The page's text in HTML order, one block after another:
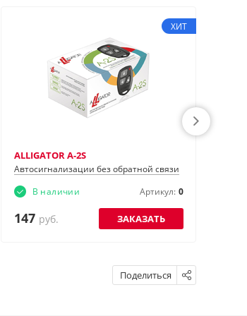
ХИТ
ALLIGATOR A-2S
Автосигнализации без обратной связи
В наличии
Артикул: 0
147 руб. ЗАКАЗАТЬ
Поделиться